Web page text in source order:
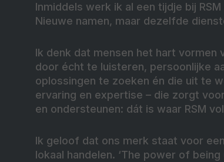
Inmiddels werk ik al een tijdje bij
Nieuwe namen, maar dezelfde
Ik denk dat mensen het hart vormen
door écht te luisteren, persoonlijke
oplossingen te zoeken én die uit te
ervaring en expertise – die zorgt
en ondersteunen: dát is waar RSM
Ik geloof dat ons merk staat voor
lokaal handelen. ‘The power of